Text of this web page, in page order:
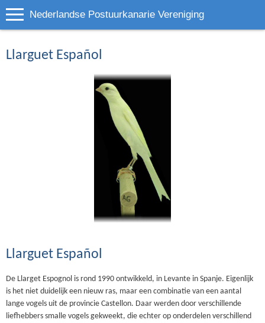
Nederlandse Postuurkanarie Vereniging
Llarguet Español
Llarguet Español
De Llarget Espognol is rond 1990 ontwikkeld, in Levante in Spanje. Eigenlijk
is het niet duidelijk een nieuw ras, maar een combinatie van een aantal
lange vogels uit de provincie Castellon. Daar werden door verschillende
liefhebbers smalle vogels gekweekt, die echter op onderdelen verschillend